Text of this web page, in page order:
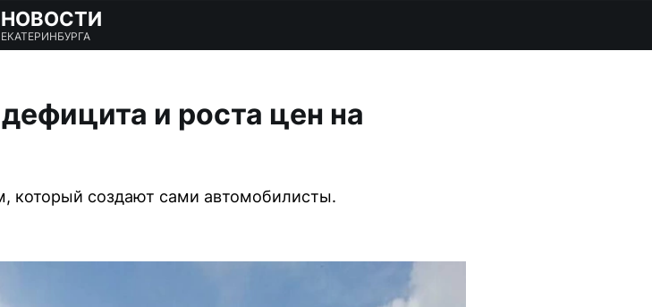
НОВОСТИ
ЕКАТЕРИНБУРГА
и роста цен на
который создают сами автомобилисты.